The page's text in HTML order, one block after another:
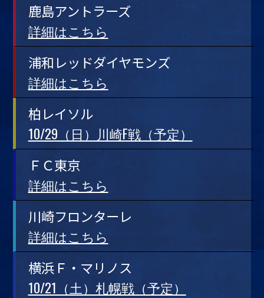
鹿島アントラーズ
詳細はこちら
浦和レッドダイヤモンズ
詳細はこちら
柏レイソル
10/29（日）川崎F戦（予定）
ＦＣ東京
詳細はこちら
川崎フロンターレ
詳細はこちら
横浜Ｆ・マリノス
10/21（土）札幌戦（予定）